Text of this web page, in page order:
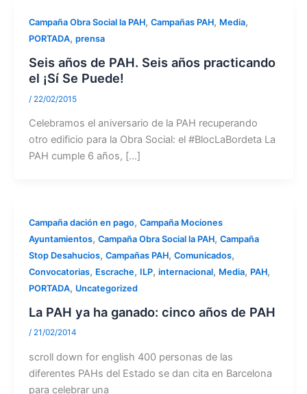
Campaña Obra Social la PAH, Campañas PAH, Media,
PORTADA, prensa
Seis años de PAH. Seis años practicando
el ¡Sí Se Puede!
/ 22/02/2015
Celebramos el aniversario de la PAH recuperando
otro edificio para la Obra Social: el #BlocLaBordeta La
PAH cumple 6 años, […]
Campaña dación en pago, Campaña Mociones
Ayuntamientos, Campaña Obra Social la PAH, Campaña
Stop Desahucios, Campañas PAH, Comunicados,
Convocatorias, Escrache, ILP, internacional, Media, PAH,
PORTADA, Uncategorized
La PAH ya ha ganado: cinco años de PAH
/ 21/02/2014
scroll down for english 400 personas de las
diferentes PAHs del Estado se dan cita en Barcelona
para celebrar una